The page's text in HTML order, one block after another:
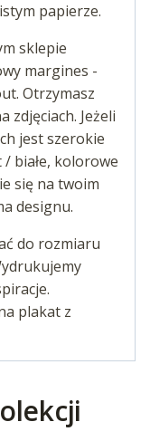
papierze.
sklepie
margines -
Otrzymasz
zdjęciach. Jeżeli
jest szerokie
białe, kolorowe
się na twoim
designu.
do rozmiaru
plakat z